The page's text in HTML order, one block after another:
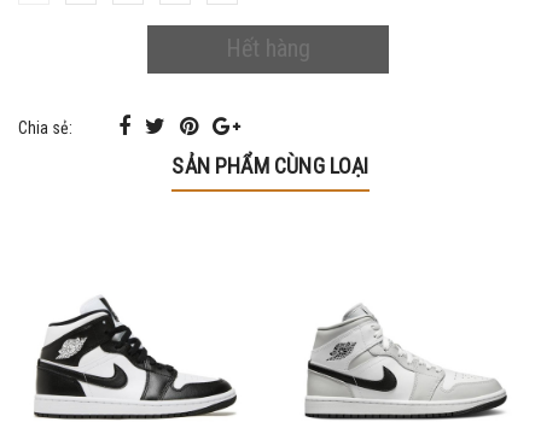
Hết hàng
Chia sẻ:
SẢN PHẨM CÙNG LOẠI